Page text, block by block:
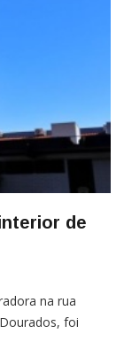
de
na rua
foi